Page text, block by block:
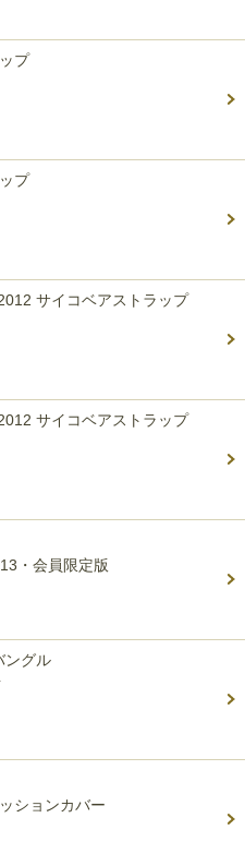
プ
プ
サイコベアストラップ
サイコベアストラップ
・会員限定版
ングル
ションカバー